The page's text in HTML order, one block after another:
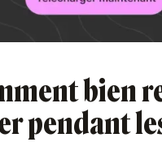
bien
pendant